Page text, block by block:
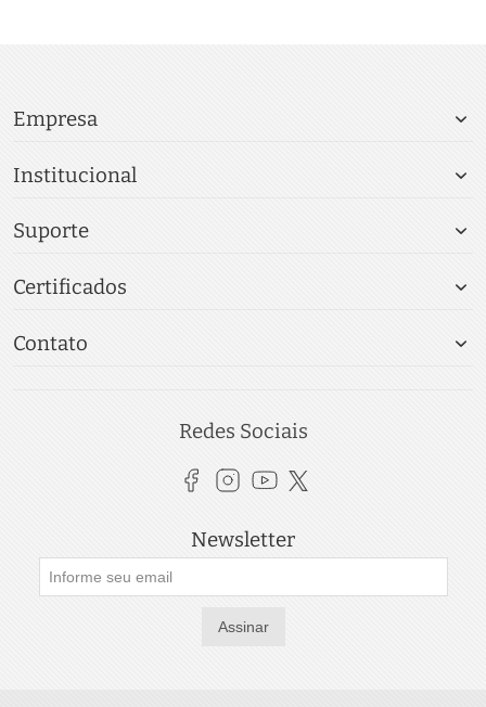
Empresa
Institucional
Suporte
Certificados
Contato
Redes Sociais
Newsletter
Assinar